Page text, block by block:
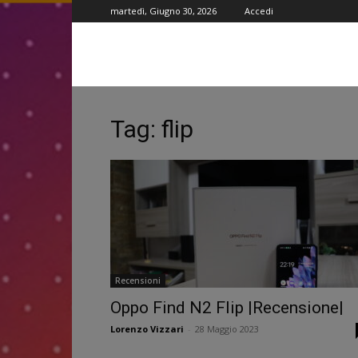
martedì, Giugno 30, 2026 Accedi
Tag: flip
Recensioni
Oppo Find N2 Flip |Recensione|
Lorenzo Vizzari 28 Maggio 2023